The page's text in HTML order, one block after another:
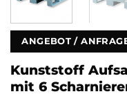
ANGEBOT /
Kunststoff
mit 6